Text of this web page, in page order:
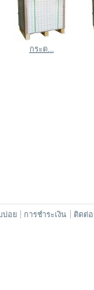
กระด...
บ่อย การชำระเงิน
ติดต่อ